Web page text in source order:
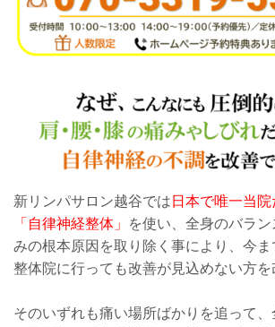
新リンパサロン越谷では 日本で唯一当
「自律神経整体」
を使い、全身のバラ
みの根本原因を取り除く事により、今ま
整体院に行っても改善が見込めない方を
そのいずれも痛い場所ばかりを追って